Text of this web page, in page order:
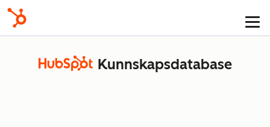
Kunnskapsdatabase